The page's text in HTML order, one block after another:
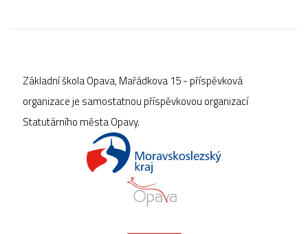
Základní škola Opava, Mařádkova 15 - příspěvková
organizace je samostatnou příspěvkovou organizací
Statutárního města Opavy.